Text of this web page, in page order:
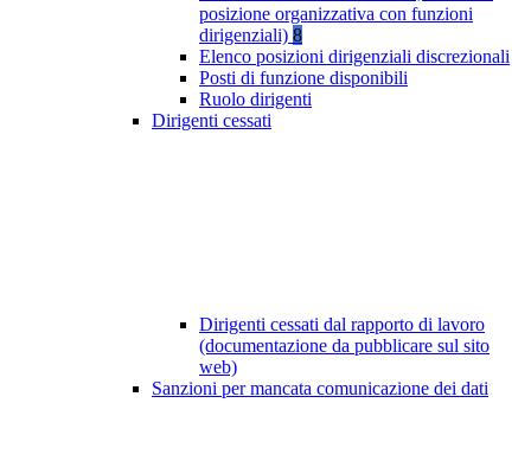
posizione organizzativa con funzioni
dirigenziali) 8
Elenco posizioni dirigenziali discrezionali
Posti di funzione disponibili
Ruolo dirigenti
Dirigenti cessati
Dirigenti cessati dal rapporto di lavoro
(documentazione da pubblicare sul sito
web)
Sanzioni per mancata comunicazione dei dati